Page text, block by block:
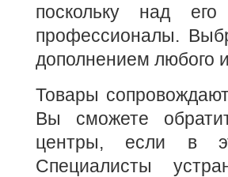
поскольку над его
профессионалы.
дополнением любого
Товары
Вы сможете
центры, если в
Специалисты